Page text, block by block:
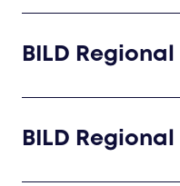
BILD
BILD